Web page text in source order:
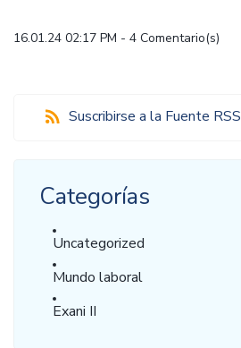
16.01.24 02:17 PM - 4 Comentario(s)
Suscribirse a la Fuente RSS
Categorías
Uncategorized
Mundo laboral
Exani II